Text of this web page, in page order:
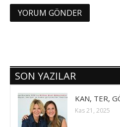
SON YAZILAR
KAN, TER,
Kas 21, 2025